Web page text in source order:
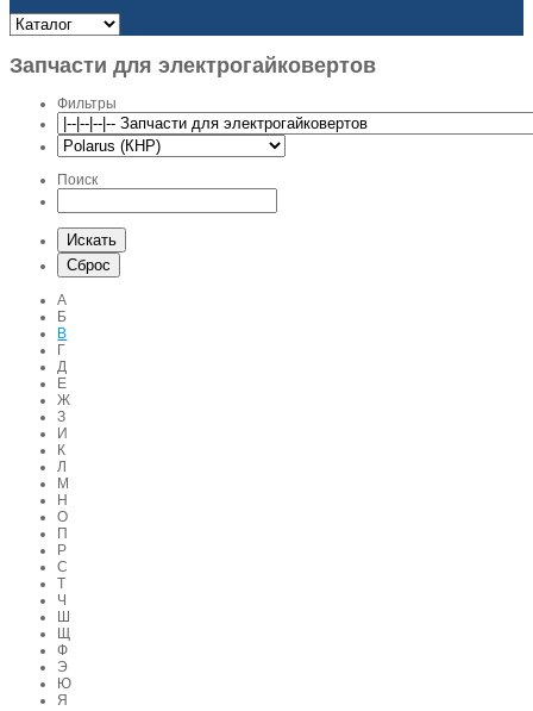
Запчасти для электрогайковертов
Фильтры
Поиск
А
Б
В
Г
Д
Е
Ж
З
И
К
Л
М
Н
О
П
Р
С
Т
Ч
Ш
Щ
Ф
Э
Ю
Я